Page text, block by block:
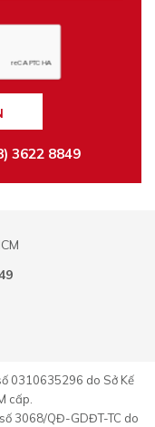
3622 8849
0310635296 do Sở Kế
cấp.
3068/QĐ-GDĐT-TC do